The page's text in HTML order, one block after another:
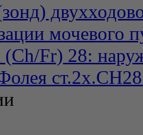
мочевого
Fr) 28: